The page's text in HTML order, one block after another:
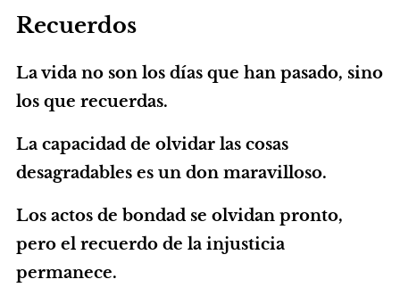
Recuerdos
La vida no son los días que han pasado, sino
los que recuerdas.
La capacidad de olvidar las cosas
desagradables es un don maravilloso.
Los actos de bondad se olvidan pronto,
pero el recuerdo de la injusticia
permanece.